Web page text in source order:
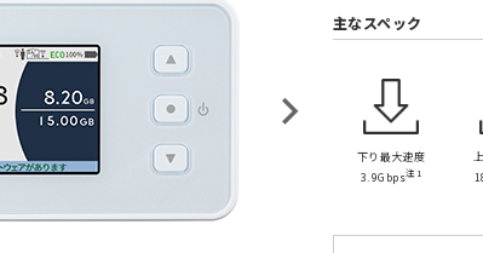
主なスペック
下り最大速度
3.9Gbps注1